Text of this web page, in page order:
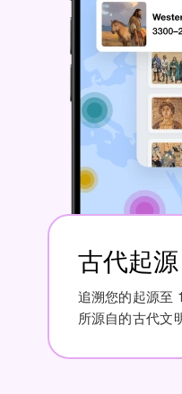
古代起源
追溯您的起源至
所源自的古代文